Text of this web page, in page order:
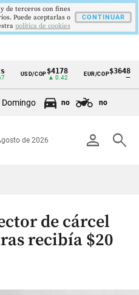
USD/COP$4178
▲ 0.42
EUR/COP$3648
Domingo no no
person search
de 2026
de cárcel
recibía $20
de terceros con fines
Puede aceptarlas o
politica de cookies
CONTINUAR